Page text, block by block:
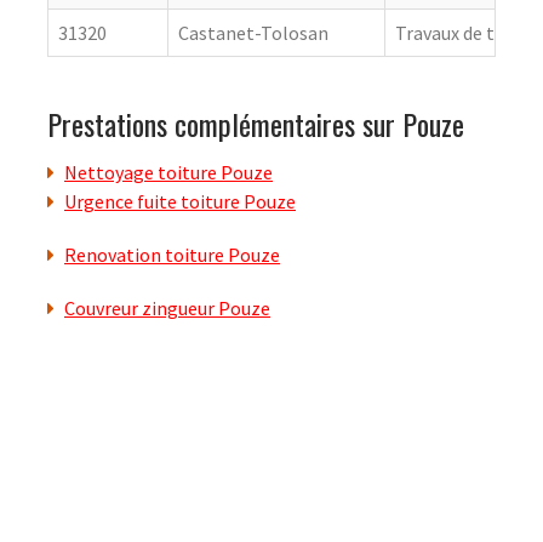
31320
Castanet-Tolosan Travaux de
Prestations complémentaires sur Pouze
Nettoyage toiture Pouze
Urgence fuite toiture Pouze
Renovation toiture Pouze
Couvreur zingueur Pouze